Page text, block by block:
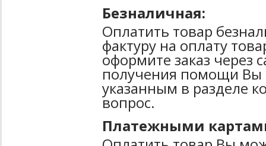
Безналичная:
Оплатить товар
фактуру на оплату
оформите заказ через
получения помощи Вы
указанным в разделе
вопрос.
Платежными